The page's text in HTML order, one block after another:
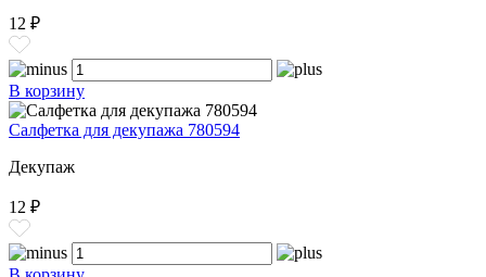
12 ₽
В корзину
Салфетка для декупажа 780594
Декупаж
12 ₽